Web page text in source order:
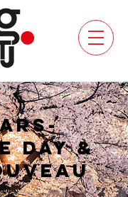
DAY &